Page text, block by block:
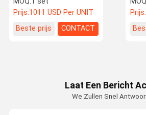
Fabrieksreis Kwaliteitsco
Ntrole
tweedehands graafmachine
koop
Prijs:
Nieuwe Dieselmotor 3t
Vorklift Carretilla
Prijs:1011 USD Per UNIT
Beste prijs
CONTACT
Laat Een Bericht
We Zullen Snel